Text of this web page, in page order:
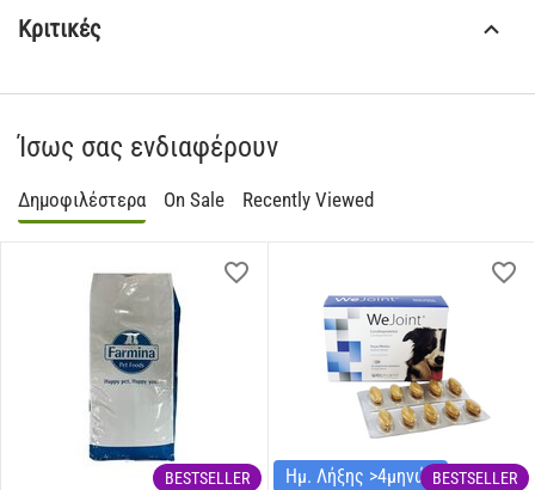
Κριτικές
Ίσως σας ενδιαφέρουν
Δημοφιλέστερα On Sale Recently Viewed
BESTSELLER Ημ. Λήξης >4μηνώνBESTSELLER